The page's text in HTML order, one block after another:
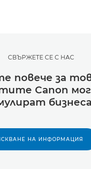
СВЪРЖЕТЕ СЕ С НАС
повече за
Canon
НА ИНФОРМАЦИЯ